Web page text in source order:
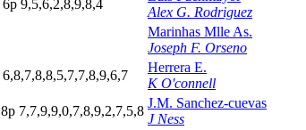
6p 9,5,6,2,8,9,8,4
Alex G. Rodriguez
Marinhas Mlle As.
Joseph F. Orseno
6,8,7,8,8,5,7,7,8,9,6,7
Herrera E.
K O'connell
8p 7,7,9,9,0,7,8,9,2,7,5,8
J.M. Sanchez-cuevas
J Ness